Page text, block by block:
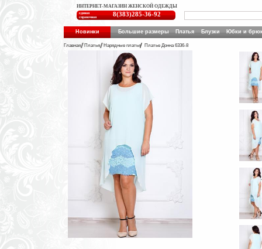
ИНТЕРНЕТ-МАГАЗИН ЖЕНСКОЙ ОДЕЖДЫ
единая
справочная
8(383)285-36-92
Новинки Большие размеры Платья Блузки Юбки и
Главная Платья Нарядные платья Платье Донна 6336-8